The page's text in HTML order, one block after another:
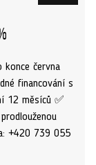
konce června
financování s
12 měsíců ✅
+420 739 055